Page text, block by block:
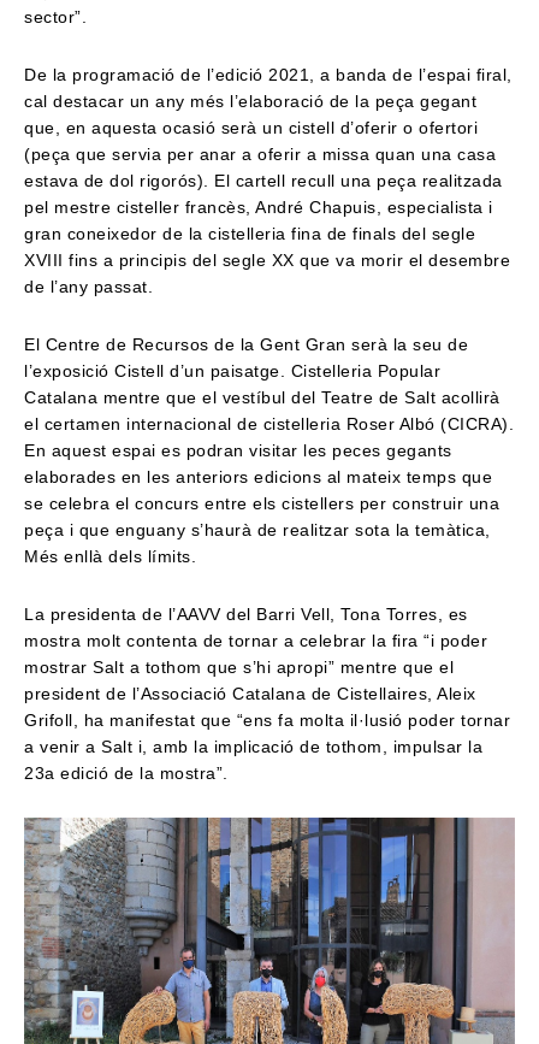
sector”.
De la programació de l’edició 2021, a banda de l’espai firal,
cal destacar un any més l’elaboració de la peça gegant
que, en aquesta ocasió serà un cistell d’oferir o ofertori
(peça que servia per anar a oferir a missa quan una casa
estava de dol rigorós). El cartell recull una peça realitzada
pel mestre cisteller francès, André Chapuis, especialista i
gran coneixedor de la cistelleria fina de finals del segle
XVIII fins a principis del segle XX que va morir el desembre
de l’any passat.
El Centre de Recursos de la Gent Gran serà la seu de
l’exposició Cistell d’un paisatge. Cistelleria Popular
Catalana mentre que el vestíbul del Teatre de Salt acollirà
el certamen internacional de cistelleria Roser Albó (CICRA).
En aquest espai es podran visitar les peces gegants
elaborades en les anteriors edicions al mateix temps que
se celebra el concurs entre els cistellers per construir una
peça i que enguany s’haurà de realitzar sota la temàtica,
Més enllà dels límits.
La presidenta de l’AAVV del Barri Vell, Tona Torres, es
mostra molt contenta de tornar a celebrar la fira “i poder
mostrar Salt a tothom que s’hi apropi” mentre que el
president de l’Associació Catalana de Cistellaires, Aleix
Grifoll, ha manifestat que “ens fa molta il·lusió poder tornar
a venir a Salt i, amb la implicació de tothom, impulsar la
23a edició de la mostra”.